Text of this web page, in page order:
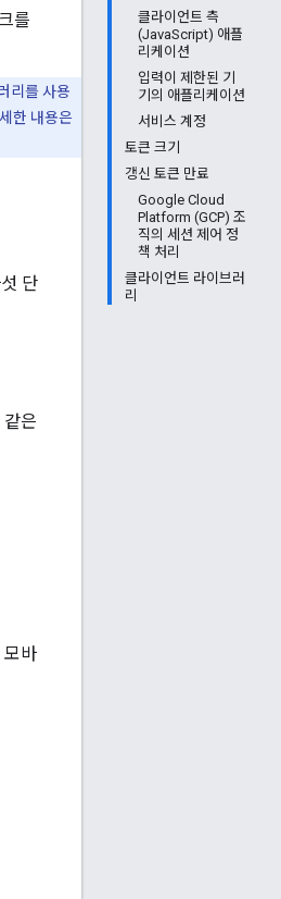
클라이언트 측
(JavaScript) 애플
리케이션
입력이 제한된 기
기의 애플리케이션
서비스 계정
토큰 크기
갱신 토큰 만료
Google Cloud
Platform (GCP) 조
직의 세션 제어 정
책 처리
클라이언트 라이브러
리
를
리를 사용
한 내용은
단
은
모바